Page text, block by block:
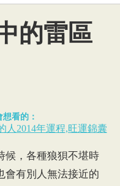
的雷區
看的：
人2014年運程,旺運錦囊
，各種狼狽不堪時
會有別人無法接近的